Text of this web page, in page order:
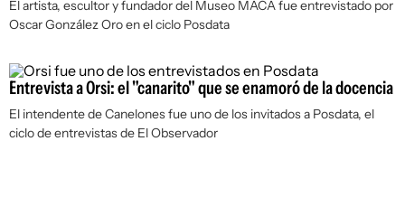
El artista, escultor y fundador del Museo MACA fue entrevistado por
Oscar González Oro en el ciclo Posdata
Entrevista a Orsi: el "canarito" que se enamoró de la docencia
El intendente de Canelones fue uno de los invitados a Posdata, el
ciclo de entrevistas de El Observador